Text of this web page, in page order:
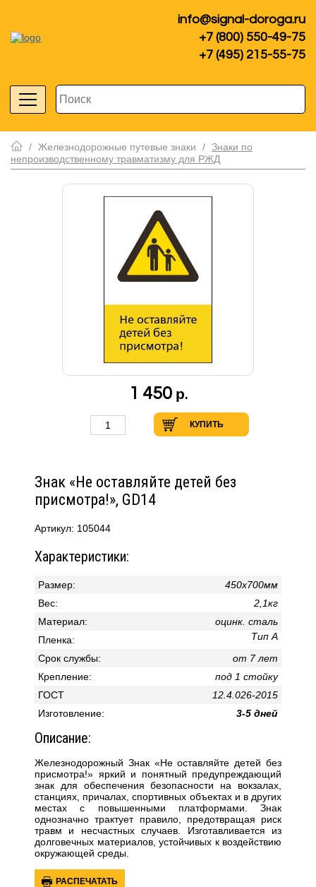
info@signal-doroga.ru
+7 (800) 550-49-75
+7 (495) 215-55-75
/ Железнодорожные путевые знаки / Знаки по
непроизводственному травматизму для РЖД
Знак «Не оставляйте детей без
присмотра!», GD14
Артикул: 105044
Характеристики:
Размер:
450х700мм
Вес:
2,1кг
Материал:
оцинк. сталь
Пленка:
Тип А
Срок службы:
от 7 лет
Крепление:
под 1 стойку
ГОСТ
12.4.026-2015
Изготовление:
3-5 дней
Описание:
Железнодорожный Знак «Не оставляйте детей без
присмотра!» яркий и понятный предупреждающий
знак для обеспечения безопасности на вокзалах,
станциях, причалах, спортивных объектах и в других
местах с повышенными платформами. Знак
однозначно трактует правило, предотвращая риск
травм и несчастных случаев. Изготавливается из
долговечных материалов, устойчивых к воздействию
окружающей среды.
РАСПЕЧАТАТЬ
1 450 р.
КУПИТЬ